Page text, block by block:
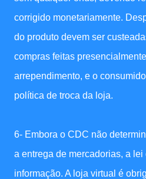
corrigido monetariamente.
do produto devem ser
compras feitas
arrependimento, e o
política de troca da loja.
6- Embora o CDC não
a entrega de mercadorias, a
informação. A loja virtual é